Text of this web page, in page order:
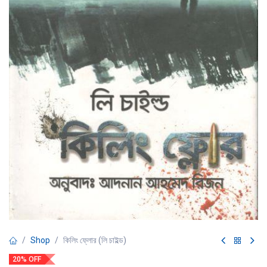
Shop কিলিং ফ্লোর (লি চাইল্ড)
20% OFF